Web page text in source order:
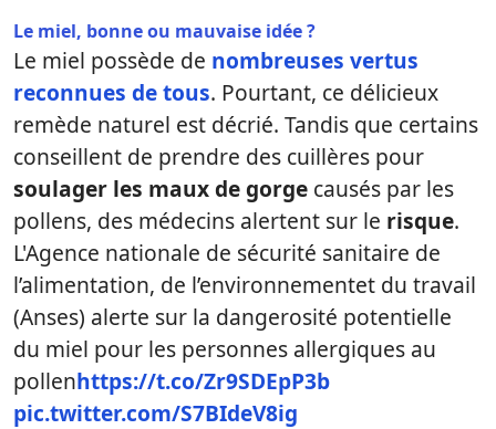
Le miel, bonne ou mauvaise idée ?
Le miel possède de nombreuses vertus
reconnues de tous. Pourtant, ce délicieux
remède naturel est décrié. Tandis que certains
conseillent de prendre des cuillères pour
soulager les maux de gorge causés par les
pollens, des médecins alertent sur le risque.
L'Agence nationale de sécurité sanitaire de
l’alimentation, de l’environnementet du travail
(Anses) alerte sur la dangerosité potentielle
du miel pour les personnes allergiques au
pollenhttps://t.co/Zr9SDEpP3b
pic.twitter.com/S7BIdeV8ig